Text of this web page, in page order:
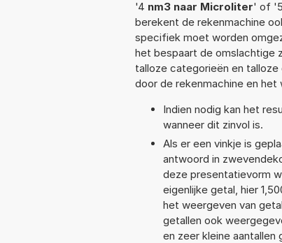
'4 nm3 naar Microliter' of '5
berekent de rekenmachine
specifiek moet worden
het bespaart de omslachtige
talloze categorieën en
door de rekenmachine en
Indien nodig kan het
wanneer dit zinvol is.
Als er een vinkje is
antwoord in
deze presentatievorm
eigenlijke getal, hier
het weergeven van
getallen ook
en zeer kleine aantallen